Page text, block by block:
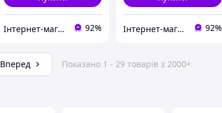
Інтернет-магазин дверей, сантехніки та меблів «Хутко» 92% Інтернет-магазин дверей, сантехніки та меблів «Хутко» 92%
Вперед Показано 1 - 29 товарів з 2000+